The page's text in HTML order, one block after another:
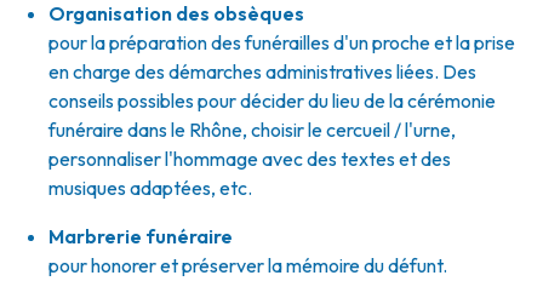
Organisation des obsèques
pour la préparation des funérailles d'un proche et la prise
en charge des démarches administratives liées. Des
conseils possibles pour décider du lieu de la cérémonie
funéraire dans le Rhône, choisir le cercueil / l'urne,
personnaliser l'hommage avec des textes et des
musiques adaptées, etc.
Marbrerie funéraire
pour honorer et préserver la mémoire du défunt.